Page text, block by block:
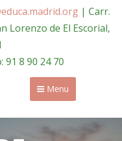
| Carr.
Lorenzo de El Escorial,
91 8 90 24 70
Menu